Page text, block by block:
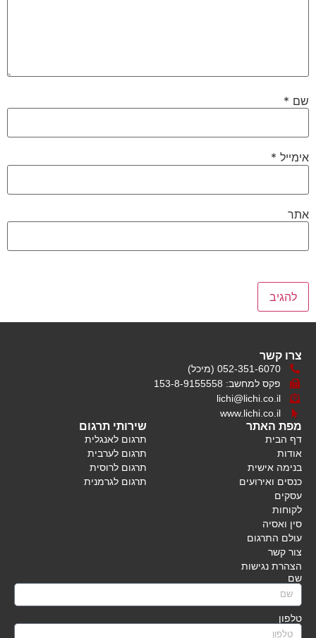
שם *
אימייל *
אתר
צרו קשר
052-351-6070 (מיכל)
פקס למחשב: 153-8-9155558
lichi@lichi.co.il
www.lichi.co.il
מפת האתר
דף הבית
אודות
בנימה אישית
כנסים ואירועים
עסקים
לקוחות
סין ואסיה
עולם התרגום
צור קשר
הצהרת נגישות
שירותי תרגום
תרגום לאנגלית
תרגום לערבית
תרגום לרוסית
תרגום לגרמנית
שם
טלפון